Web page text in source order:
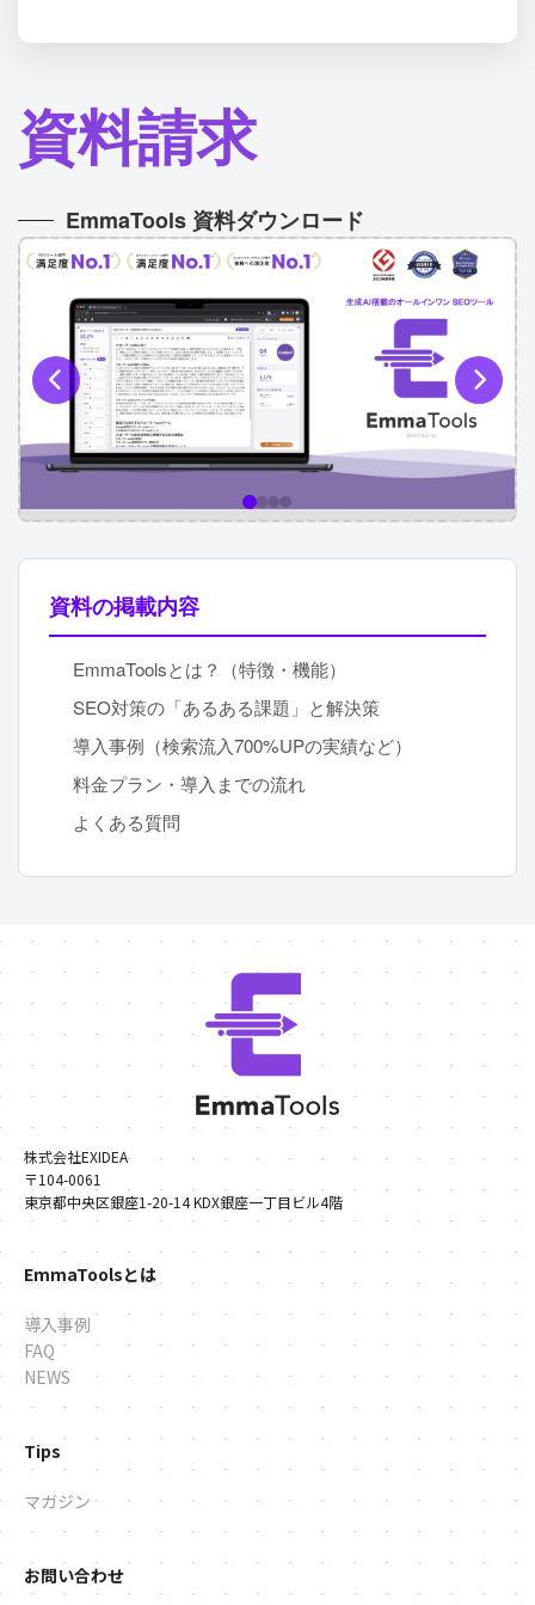
資料請求
EmmaTools 資料ダウンロード
資料の掲載内容
EmmaToolsとは？（特徴・機能）
SEO対策の「あるある課題」と解決策
導入事例（検索流入700%UPの実績など）
料金プラン・導入までの流れ
よくある質問
株式会社EXIDEA
〒104-0061
東京都中央区銀座1-20-14 KDX銀座一丁目ビル4階
EmmaToolsとは
導入事例
FAQ
NEWS
Tips
マガジン
お問い合わせ